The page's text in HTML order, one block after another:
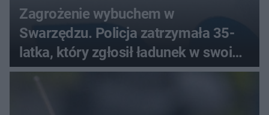
Zagrożenie wybuchem w
Swarzędzu. Policja zatrzymała 35-
latka, który zgłosił ładunek w swoim
aucie